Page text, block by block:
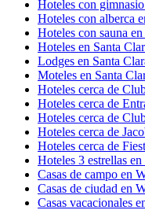
Hoteles con
Hoteles con alberca
Hoteles con sauna
Hoteles en Santa
Lodges en Santa
Moteles en Santa
Hoteles cerca de
Hoteles cerca de
Hoteles cerca de
Hoteles cerca de
Hoteles cerca de
Hoteles 3 estrellas
Casas de campo en
Casas de ciudad en
Casas vacacionales